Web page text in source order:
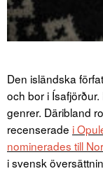
Den isländska
och bor i
genrer. Däribland
recenserade i
nominerades till
i svensk